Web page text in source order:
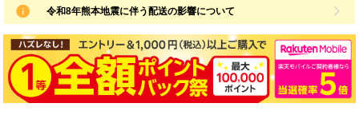
令和8年熊本地震に伴う配送の影響について